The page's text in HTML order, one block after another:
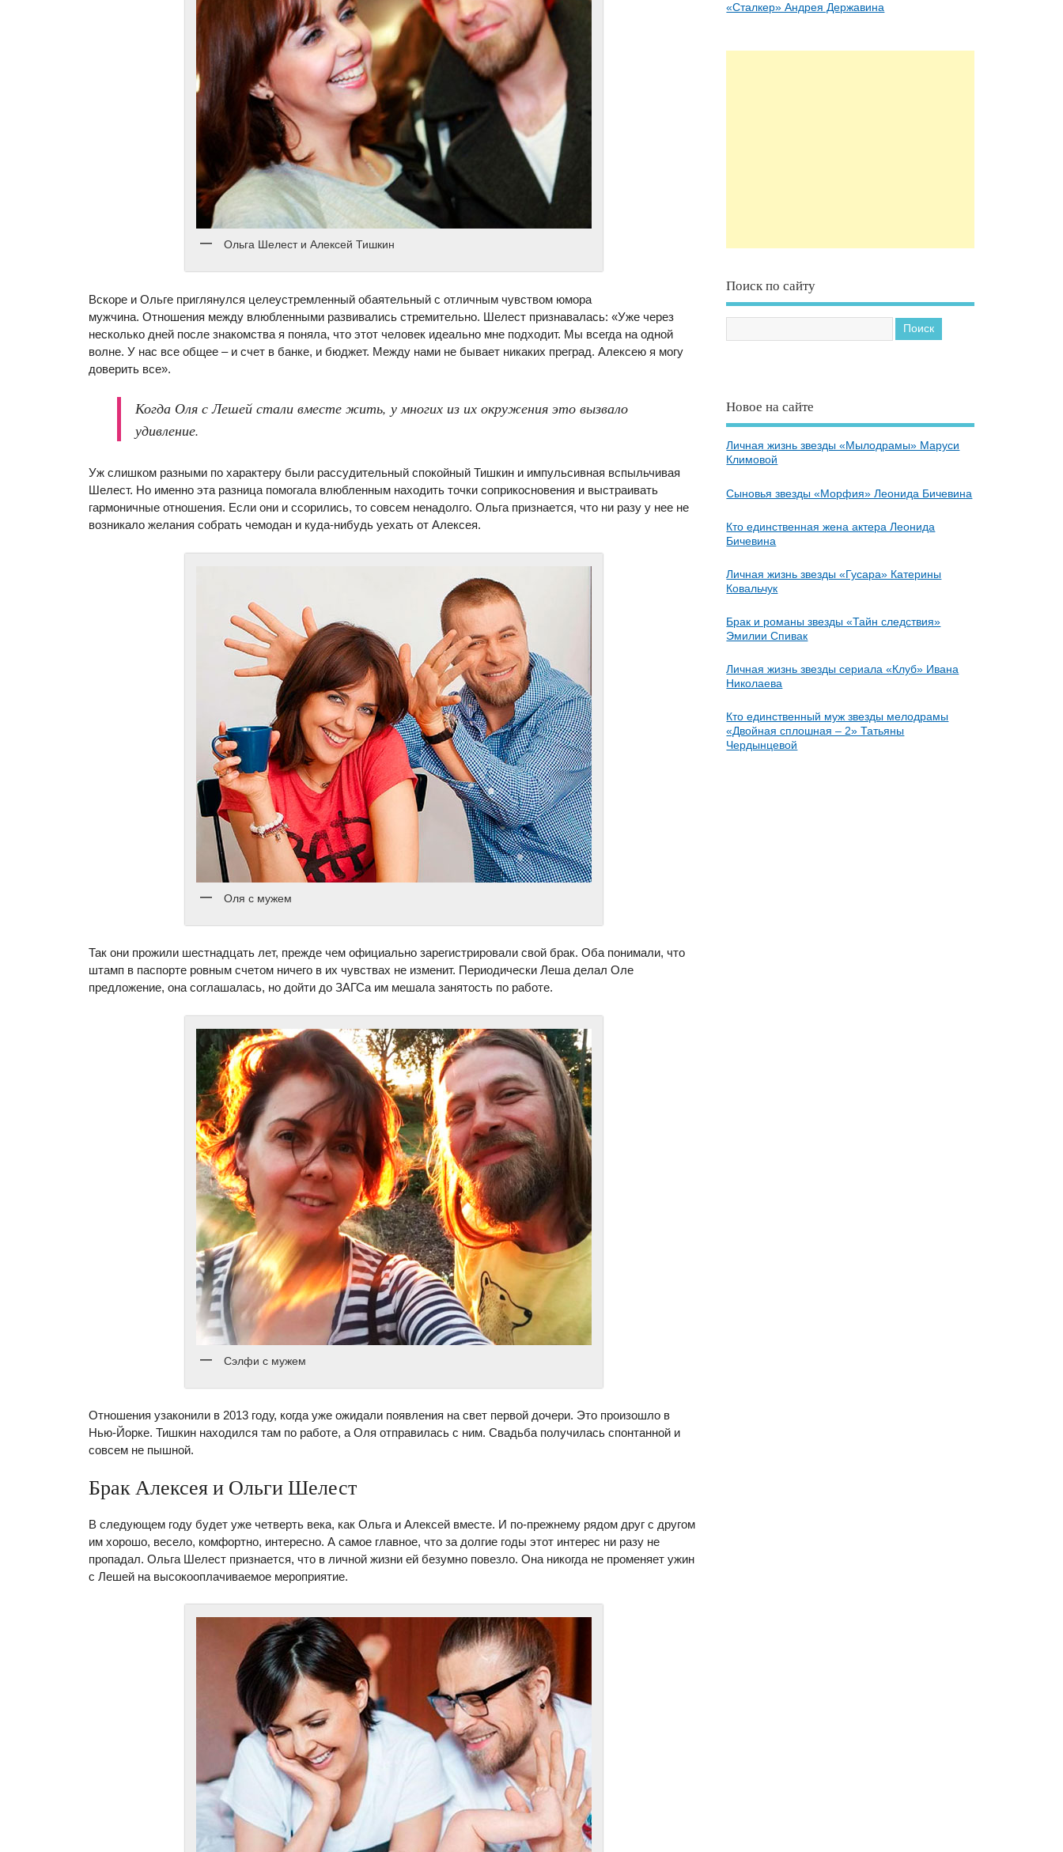
Ольга Шелест и Алексей Тишкин
Вскоре и Ольге приглянулся целеустремленный обаятельный с отличным чувством юмора
мужчина. Отношения между влюбленными развивались стремительно. Шелест признавалась: «Уже через
несколько дней после знакомства я поняла, что этот человек идеально мне подходит. Мы всегда на одной
волне. У нас все общее – и счет в банке, и бюджет. Между нами не бывает никаких преград. Алексею я могу
доверить все».
Когда Оля с Лешей стали вместе жить, у многих из их окружения это вызвало
удивление.
Уж слишком разными по характеру были рассудительный спокойный Тишкин и импульсивная вспыльчивая
Шелест. Но именно эта разница помогала влюбленным находить точки соприкосновения и выстраивать
гармоничные отношения. Если они и ссорились, то совсем ненадолго. Ольга признается, что ни разу у нее не
возникало желания собрать чемодан и куда-нибудь уехать от Алексея.
Оля с мужем
Так они прожили шестнадцать лет, прежде чем официально зарегистрировали свой брак. Оба понимали, что
штамп в паспорте ровным счетом ничего в их чувствах не изменит. Периодически Леша делал Оле
предложение, она соглашалась, но дойти до ЗАГСа им мешала занятость по работе.
Сэлфи с мужем
Отношения узаконили в 2013 году, когда уже ожидали появления на свет первой дочери. Это произошло в
Нью-Йорке. Тишкин находился там по работе, а Оля отправилась с ним. Свадьба получилась спонтанной и
совсем не пышной.
Брак Алексея и Ольги Шелест
В следующем году будет уже четверть века, как Ольга и Алексей вместе. И по-прежнему рядом друг с другом
им хорошо, весело, комфортно, интересно. А самое главное, что за долгие годы этот интерес ни разу не
пропадал. Ольга Шелест признается, что в личной жизни ей безумно повезло. Она никогда не променяет ужин
с Лешей на высокооплачиваемое мероприятие.
«Сталкер» Андрея Державина
Поиск по сайту
Новое на сайте
Личная жизнь звезды «Мылодрамы» Маруси
Климовой
Сыновья звезды «Морфия» Леонида Бичевина
Кто единственная жена актера Леонида
Бичевина
Личная жизнь звезды «Гусара» Катерины
Ковальчук
Брак и романы звезды «Тайн следствия»
Эмилии Спивак
Личная жизнь звезды сериала «Клуб» Ивана
Николаева
Кто единственный муж звезды мелодрамы
«Двойная сплошная – 2» Татьяны
Чердынцевой